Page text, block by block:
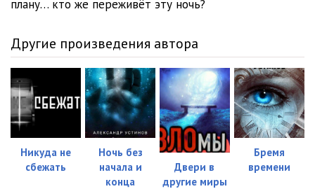
плану… кто же переживёт эту ночь?
Другие произведения автора
Никуда не
сбежать
Ночь без
начала и
конца
Двери в
другие миры
Бремя
времени